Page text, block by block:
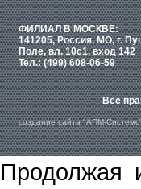
ФИЛИАЛ В МОСКВЕ:
141205, Россия, МО, г.
Поле, вл. 10с1, вход 142
Тел.: (499) 608-06-59
Все
создание сайта "АПМ-
Продолжая